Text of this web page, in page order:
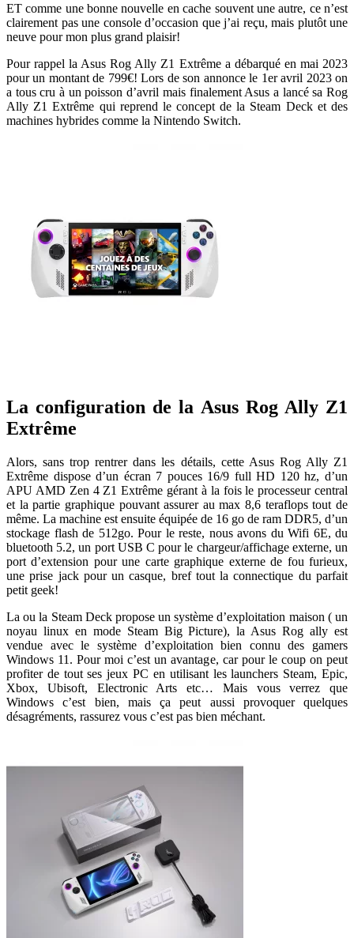
ET comme une bonne nouvelle en cache souvent une autre, ce n’est
clairement pas une console d’occasion que j’ai reçu, mais plutôt une
neuve pour mon plus grand plaisir!
Pour rappel la Asus Rog Ally Z1 Extrême a débarqué en mai 2023
pour un montant de 799€! Lors de son annonce le 1er avril 2023 on
a tous cru à un poisson d’avril mais finalement Asus a lancé sa Rog
Ally Z1 Extrême qui reprend le concept de la Steam Deck et des
machines hybrides comme la Nintendo Switch.
La configuration de la Asus Rog Ally Z1
Extrême
Alors, sans trop rentrer dans les détails, cette Asus Rog Ally Z1
Extrême dispose d’un écran 7 pouces 16/9 full HD 120 hz, d’un
APU AMD Zen 4 Z1 Extrême gérant à la fois le processeur central
et la partie graphique pouvant assurer au max 8,6 teraflops tout de
même. La machine est ensuite équipée de 16 go de ram DDR5, d’un
stockage flash de 512go. Pour le reste, nous avons du Wifi 6E, du
bluetooth 5.2, un port USB C pour le chargeur/affichage externe, un
port d’extension pour une carte graphique externe de fou furieux,
une prise jack pour un casque, bref tout la connectique du parfait
petit geek!
La ou la Steam Deck propose un système d’exploitation maison ( un
noyau linux en mode Steam Big Picture), la Asus Rog ally est
vendue avec le système d’exploitation bien connu des gamers
Windows 11. Pour moi c’est un avantage, car pour le coup on peut
profiter de tout ses jeux PC en utilisant les launchers Steam, Epic,
Xbox, Ubisoft, Electronic Arts etc… Mais vous verrez que
Windows c’est bien, mais ça peut aussi provoquer quelques
désagréments, rassurez vous c’est pas bien méchant.